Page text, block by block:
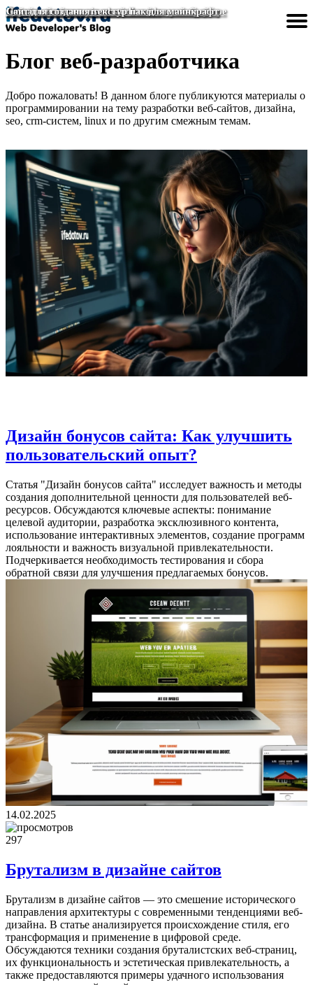
Главная
Создание сайтов
Улучшить сайт
Сделать сайт
Разработка сайтов
Дизайн сайта
Блог веб-разработчика
Добро пожаловать! В данном блоге публикуются материалы о
программировании на тему разработки веб-сайтов, дизайна,
seo, crm-систем, linux и по другим смежным темам.
Дизайн бонусов сайта: Как улучшить
пользовательский опыт?
Статья "Дизайн бонусов сайта" исследует важность и методы
создания дополнительной ценности для пользователей веб-
ресурсов. Обсуждаются ключевые аспекты: понимание
целевой аудитории, разработка эксклюзивного контента,
использование интерактивных элементов, создание программ
лояльности и важность визуальной привлекательности.
Подчеркивается необходимость тестирования и сбора
обратной связи для улучшения предлагаемых бонусов.
14.02.2025
297
Брутализм в дизайне сайтов
Брутализм в дизайне сайтов — это смешение исторического
направления архитектуры с современными тенденциями веб-
дизайна. В статье анализируется происхождение стиля, его
трансформация и применение в цифровой среде.
Обсуждаются техники создания бруталистских веб-страниц,
их функциональность и эстетическая привлекательность, а
также предоставляются примеры удачного использования
Дизайн окна регистрации на сайте красивый
Сделать исключение для сайта в яндекс браузере
Пермский техникум дизайна и технологий сайт
Создание сайта в visual studio code
Сайт для создания текстур пак для майнкрафт